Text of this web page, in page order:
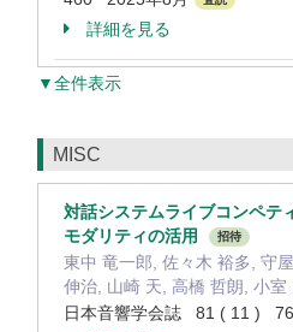
詳細を見る
▼全件表示
MISC
対話システムライブコンペテ
モダリティの活用
招待
東中 竜一郎, 佐々木 裕多, 守
伸治, 山崎 天, 高橋 哲朗, 小室
日本音響学会誌 81 ( 11 )